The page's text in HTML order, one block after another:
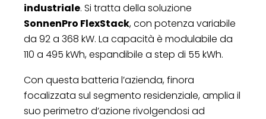
industriale. Si tratta della soluzione
SonnenPro FlexStack, con potenza variabile
da 92 a 368 kW. La capacità è modulabile da
110 a 495 kWh, espandibile a step di 55 kWh.
Con questa batteria l’azienda, finora
focalizzata sul segmento residenziale, amplia il
suo perimetro d’azione rivolgendosi ad